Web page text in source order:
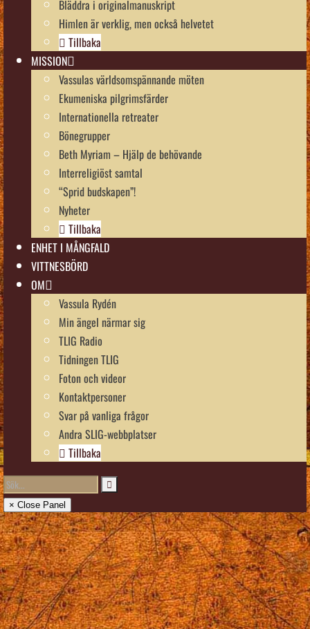
Bläddra i originalmanuskript
Himlen är verklig, men också helvetet
Tillbaka
MISSION
Vassulas världsomspännande möten
Ekumeniska pilgrimsfärder
Internationella retreater
Bönegrupper
Beth Myriam – Hjälp de behövande
Interreligiöst samtal
“Sprid budskapen”!
Nyheter
Tillbaka
ENHET I MÅNGFALD
VITTNESBÖRD
OM
Vassula Rydén
Min ängel närmar sig
TLIG Radio
Tidningen TLIG
Foton och videor
Kontaktpersoner
Svar på vanliga frågor
Andra SLIG-webbplatser
Tillbaka
× Close Panel